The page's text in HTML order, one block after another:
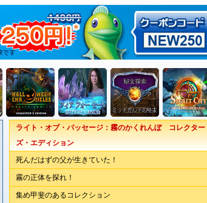
ライト・オブ・パッセージ：霧のかくれんぼ コレクター
ズ・エディション
死んだはずの父が生きていた！
霧の正体を探れ！
集め甲斐のあるコレクション